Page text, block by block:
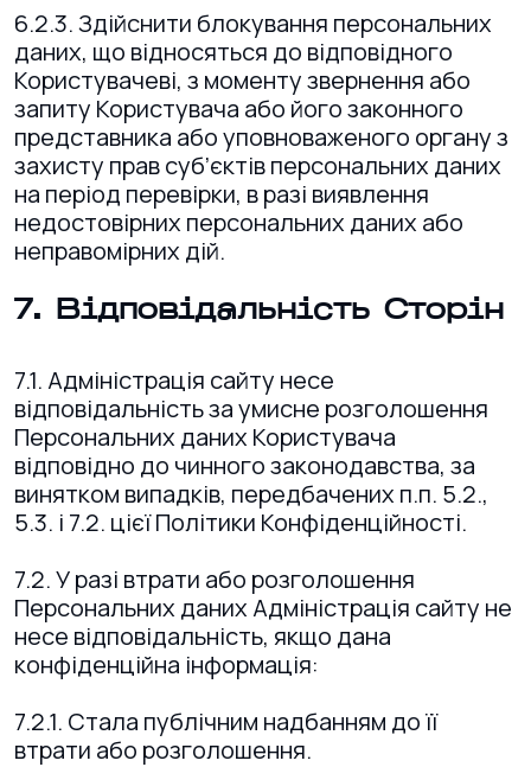
6.2.3. Здійснити блокування персональних
даних, що відносяться до відповідного
Користувачеві, з моменту звернення або
запиту Користувача або його законного
представника або уповноваженого органу з
захисту прав суб’єктів персональних даних
на період перевірки, в разі виявлення
недостовірних персональних даних або
неправомірних дій.
​7. Відповідальність Сторін
7.1. Адміністрація сайту несе
відповідальність за умисне розголошення
Персональних даних Користувача
відповідно до чинного законодавства, за
винятком випадків, передбачених п.п. 5.2.,
5.3. і 7.2. цієї Політики Конфіденційності.
7.2. У разі втрати або розголошення
Персональних даних Адміністрація сайту не
несе відповідальність, якщо дана
конфіденційна інформація:
7.2.1. Стала публічним надбанням до її
втрати або розголошення.